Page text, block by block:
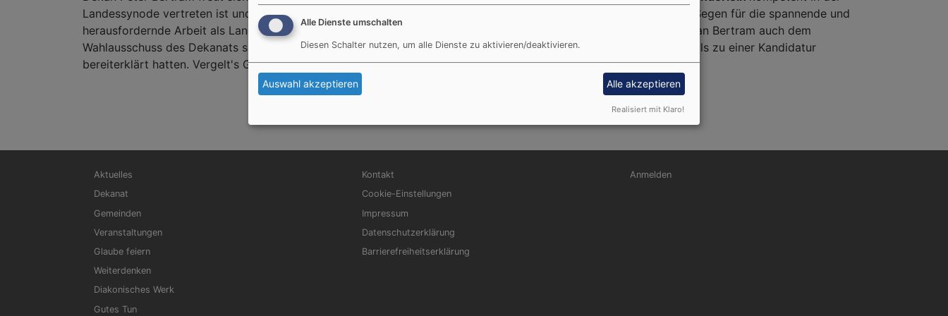
Landessynode vertreten ist und wünscht beiden wie auch
alles Gute und Gottes Segen für die spannende und
herausfordernde Arbeit als Landessynodale in den kommenden sechs Jahren! In diesem Zusammenhang dankt Dekan Bertram auch dem
Wahlausschuss des Dekanats sowie Carmen Baumgärtner, Matthias Bertelshofer und Lena Bertram, die sich ebenfalls zu einer Kandidatur
bereiterklärt hatten. Vergelt's Gott!
Hauptnavigation
Aktuelles
Dekanat
Gemeinden
Veranstaltungen
Glaube feiern
Weiterdenken
Diakonisches Werk
Gutes Tun
Fußbereichsmenü
Kontakt
Cookie-Einstellungen
Impressum
Datenschutzerklärung
Barrierefreiheitserklärung
Benutzermenü
Anmelden
Alle Dienste umschalten
Diesen Schalter nutzen, um alle Dienste zu aktivieren/deaktivieren.
Auswahl akzeptieren Alle akzeptieren
Realisiert mit Klaro!